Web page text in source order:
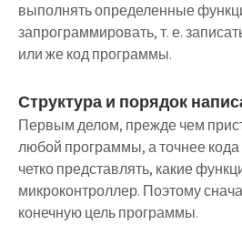
выполнять определенные
запрограммировать, т. е.
или же код программы.
Структура и порядок
Первым делом, прежде чем
любой программы, а точнее
четко представлять, какие
микроконтроллер. Поэтому
конечную цель программы.